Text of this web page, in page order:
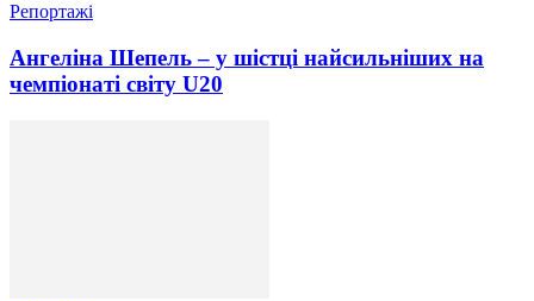
Репортажі
Ангеліна Шепель – у шістці найсильніших на
чемпіонаті світу U20